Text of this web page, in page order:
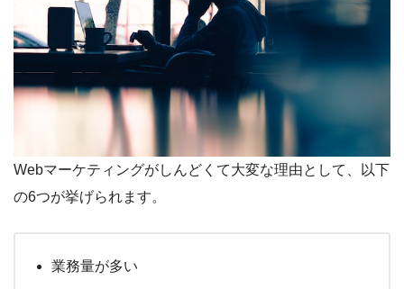
Webマーケティングがしんどくて大変な理由として、以下
の6つが挙げられます。
業務量が多い